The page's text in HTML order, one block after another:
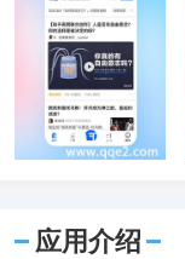
应用介绍